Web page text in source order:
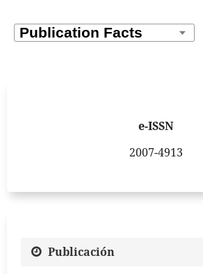
e-ISSN
2007-4913
Publicación